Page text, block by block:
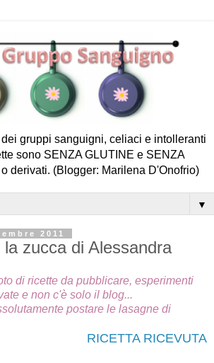
gruppi sanguigni, celiaci e intolleranti
sono SENZA GLUTINE e SENZA
derivati. (Blogger: Marilena D'Onofrio)
▼
2011
la zucca di Alessandra
di ricette da pubblicare, esperimenti
e non c'è solo il blog...
postare le lasagne di
RICETTA RICEVUTA